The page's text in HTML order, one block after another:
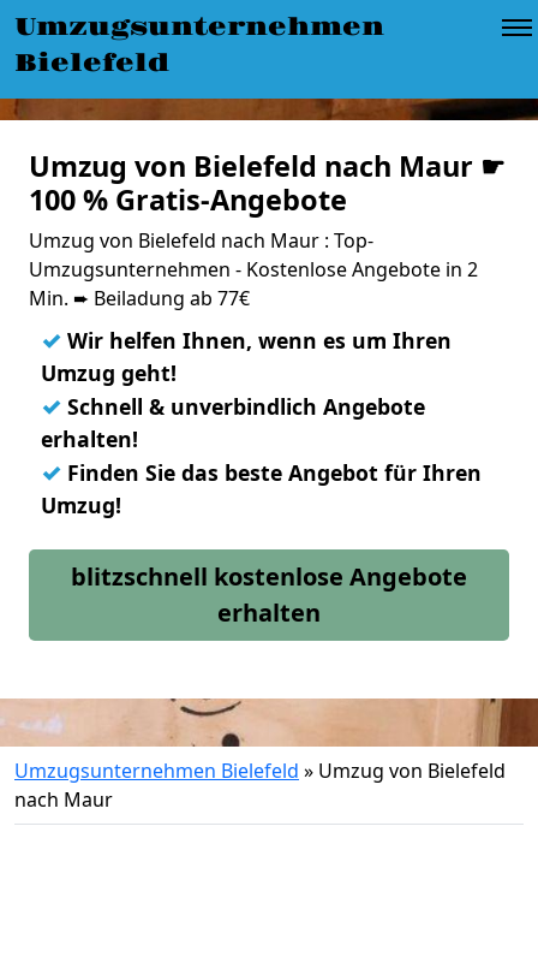
Umzugsunternehmen
Bielefeld
Umzug von Bielefeld nach Maur ☛
100 % Gratis-Angebote
Umzug von Bielefeld nach Maur : Top-
Umzugsunternehmen - Kostenlose Angebote in 2
Min. ➨ Beiladung ab 77€
✓ Wir helfen Ihnen, wenn es um Ihren
Umzug geht!
✓ Schnell & unverbindlich Angebote
erhalten!
✓ Finden Sie das beste Angebot für Ihren
Umzug!
blitzschnell kostenlose Angebote
erhalten
Umzugsunternehmen Bielefeld » Umzug von Bielefeld
nach Maur